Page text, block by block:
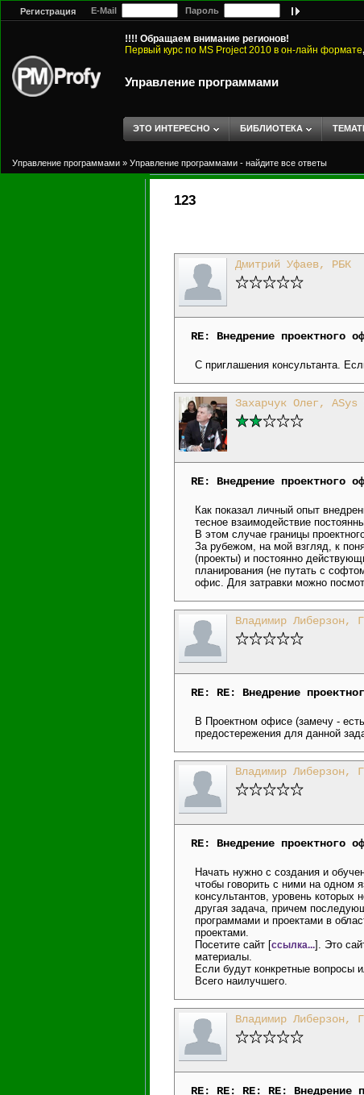
Регистрация E-Mail Пароль
!!!! Обращаем внимание регионов!
Первый курс по MS Project 2010 в он-лайн формате
Управление программами
ЭТО ИНТЕРЕСНО БИБЛИОТЕКА
Управление программами » Управление программами - найдите все ответы
123
Дмитрий Уфаев, РБК
RE: Внедрение проектного
С приглашения консультанта.
Захарчук Олег,
RE: Внедрение проектного
Как показал личный опыт
тесное взаимодействие
В этом случае границы
За рубежом, на мой взгляд, к
(проекты) и постоянно
планирования (не путать с
офис. Для затравки можно
Владимир Либерзон,
RE: RE: Внедрение
В Проектном офисе (замечу -
предостережения для данной
Владимир Либерзон,
RE: Внедрение проектного
Начать нужно с создания и
чтобы говорить с ними на одном
консультантов, уровень
другая задача, причем
программами и проектами в
проектами.
Посетите сайт [ссылка...]. Это
материалы.
Если будут конкретные вопросы
Всего наилучшего.
Владимир Либерзон,
RE: RE: RE: RE: Внедрение